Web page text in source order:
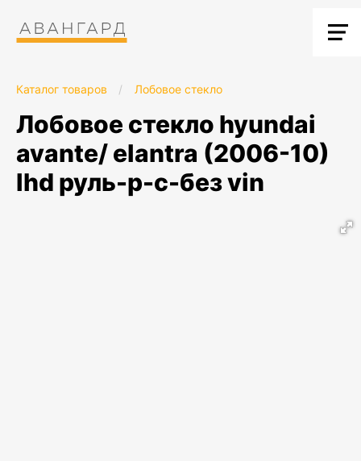
Каталог товаров / Лобовое стекло
лобовое стекло hyundai
avante/ elantra (2006-10)
lhd руль-p-c-без vin